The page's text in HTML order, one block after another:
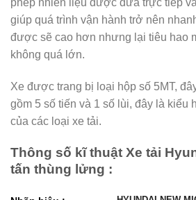
phép nhiên liệu được đưa trực tiếp
giúp quá trình vận hành trở nên
được sẽ cao hơn nhưng lại tiêu hao
không quá lớn.
Xe được trang bị loại hộp số 5MT,
gồm 5 số tiến và 1 số lùi, đây là kiểu
của các loại xe tải.
Thông số kĩ thuật Xe tải
tấn thùng lửng :